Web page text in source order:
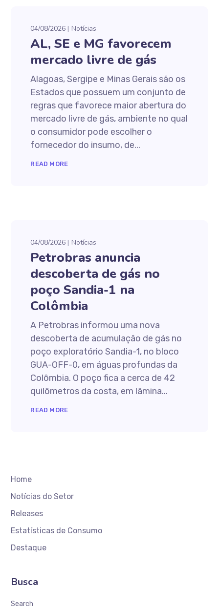
04/08/2026 Notícias
AL, SE e MG favorecem
mercado livre de gás
Alagoas, Sergipe e Minas Gerais são os
Estados que possuem um conjunto de
regras que favorece maior abertura do
mercado livre de gás, ambiente no qual
o consumidor pode escolher o
fornecedor do insumo, de...
READ MORE
04/08/2026 Notícias
Petrobras anuncia
descoberta de gás no
poço Sandia-1 na
Colômbia
A Petrobras informou uma nova
descoberta de acumulação de gás no
poço exploratório Sandia-1, no bloco
GUA-OFF-0, em águas profundas da
Colômbia. O poço fica a cerca de 42
quilômetros da costa, em lâmina...
READ MORE
Home
Notícias do Setor
Releases
Estatísticas de Consumo
Destaque
Busca